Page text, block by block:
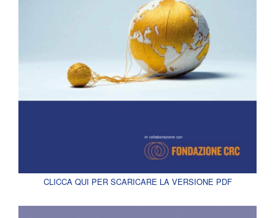
CLICCA QUI PER SCARICARE LA VERSIONE PDF